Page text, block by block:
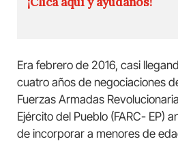
Era febrero de 2016, casi
cuatro años de negociaciones
Fuerzas Armadas
Ejército del Pueblo (FARC- EP)
de incorporar a menores de